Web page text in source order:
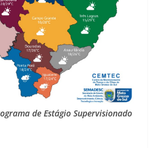
de Estágio Supervisionado